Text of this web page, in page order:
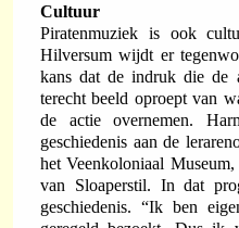
Cultuur
Piratenmuziek is ook
Hilversum wijdt er
kans dat de indruk die de
terecht beeld oproept van
de actie overnemen.
geschiedenis aan de
het Veenkoloniaal
van Sloaperstil. In dat
geschiedenis. “Ik ben